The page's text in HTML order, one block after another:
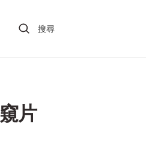
搜尋
片